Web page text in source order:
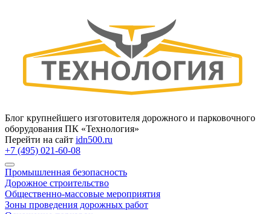
Блог крупнейшего изготовителя дорожного и парковочного
оборудования ПК «Технология»
Перейти на сайт idn500.ru
+7 (495) 021-60-08
Промышленная безопасность
Дорожное строительство
Общественно‑массовые мероприятия
Зоны проведения дорожных работ